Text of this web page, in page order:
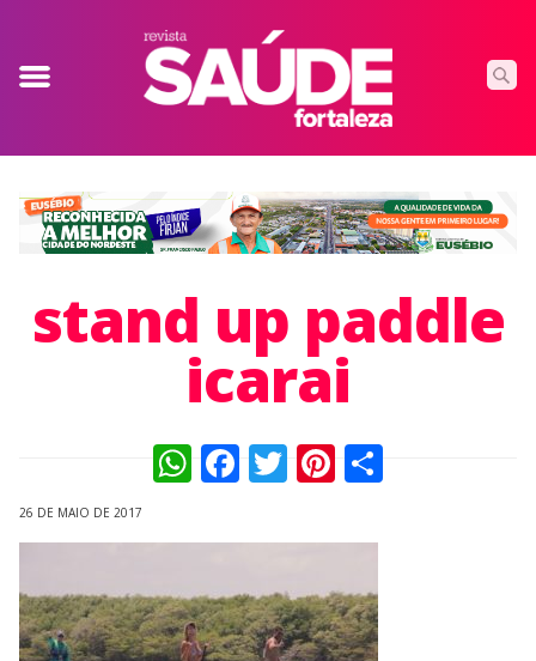
stand up paddle
icarai
WhatsApp
Facebook
TwitterPinterest
26 DE MAIO DE 2017